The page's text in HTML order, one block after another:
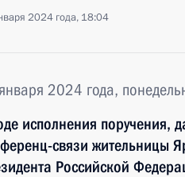
2024 года, 18:04
2024 года,
исполнения поручения,
связи жительницы
Российской